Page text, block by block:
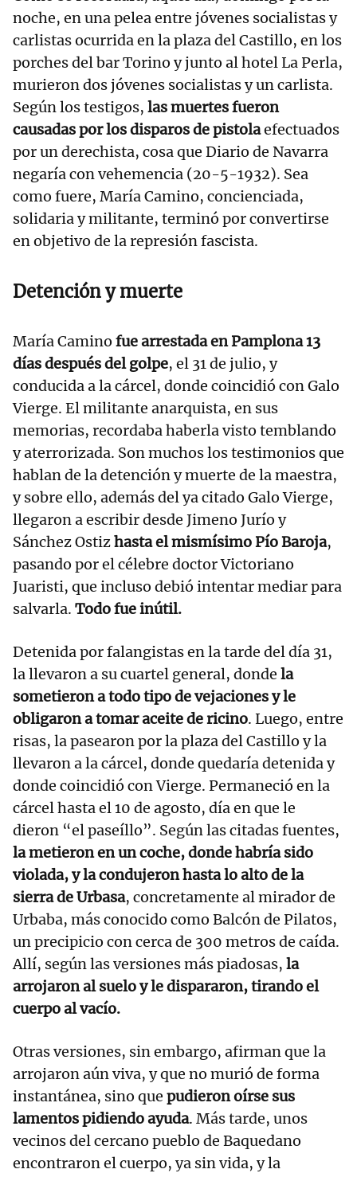
noche, en una pelea entre jóvenes socialistas y
carlistas ocurrida en la plaza del Castillo, en los
porches del bar Torino y junto al hotel La Perla,
murieron dos jóvenes socialistas y un carlista.
Según los testigos, las muertes fueron
causadas por los disparos de pistolaefectuados
por un derechista, cosa que Diario de Navarra
negaría con vehemencia (20-5-1932). Sea
como fuere, María Camino, concienciada,
solidaria y militante, terminó por convertirse
en objetivo de la represión fascista.
Detención y muerte
María Camino fue arrestada en Pamplona 13
días después del golpe, el 31 de julio, y
conducida a la cárcel, donde coincidió con Galo
Vierge. El militante anarquista, en sus
memorias, recordaba haberla visto temblando
y aterrorizada. Son muchos los testimonios que
hablan de la detención y muerte de la maestra,
y sobre ello, además del ya citado Galo Vierge,
llegaron a escribir desde Jimeno Jurío y
Sánchez Ostizhasta el mismísimo Pío Baroja,
pasando por el célebre doctor Victoriano
Juaristi, que incluso debió intentar mediar para
salvarla. Todo fue inútil.
Detenida por falangistas en la tarde del día 31,
la llevaron a su cuartel general, donde la
sometieron a todo tipo de vejaciones y le
obligaron a tomar aceite de ricino. Luego, entre
risas, la pasearon por la plaza del Castillo y la
llevaron a la cárcel, donde quedaría detenida y
donde coincidió con Vierge. Permaneció en la
cárcel hasta el 10 de agosto, día en que le
dieron “el paseíllo”. Según las citadas fuentes,
la metieron en un coche, donde habría sido
violada, y la condujeron hasta lo alto de la
sierra de Urbasa, concretamente al mirador de
Urbaba, más conocido como Balcón de Pilatos,
un precipicio con cerca de 300 metros de caída.
Allí, según las versiones más piadosas, la
arrojaron al suelo y le dispararon, tirando el
cuerpo al vacío.
Otras versiones, sin embargo, afirman que la
arrojaron aún viva, y que no murió de forma
instantánea, sino que pudieron oírse sus
lamentos pidiendo ayuda. Más tarde, unos
vecinos del cercano pueblo de Baquedano
encontraron el cuerpo, ya sin vida, y la